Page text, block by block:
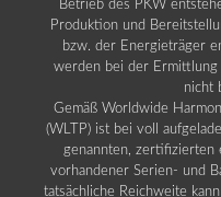
Betrieb des PKW
Produktion und
bzw. der Energieträger
werden bei der Ermittlung
nicht
Gemäß Worldwide
(WLTP) ist bei voll
genannten, zertifizierten
vorhandener Serien- und
tatsächliche Reichweite